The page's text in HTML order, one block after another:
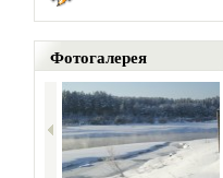
Фотогалерея